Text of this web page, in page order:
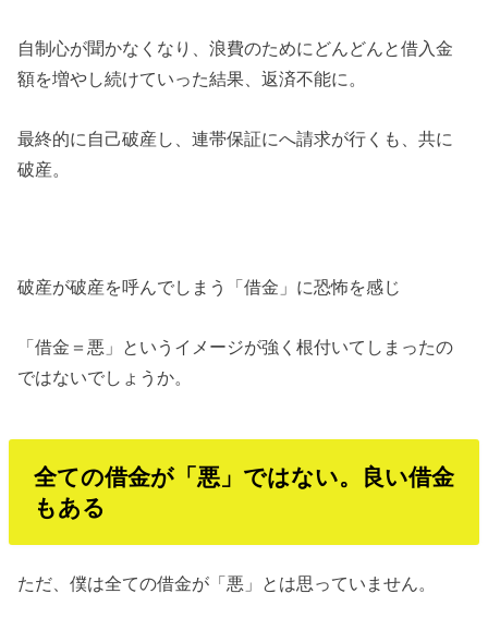
自制心が聞かなくなり、浪費のためにどんどんと借入金
額を増やし続けていった結果、返済不能に。
最終的に自己破産し、連帯保証にへ請求が行くも、共に
破産。
破産が破産を呼んでしまう「借金」に恐怖を感じ
「借金＝悪」というイメージが強く根付いてしまったの
ではないでしょうか。
全ての借金が「悪」ではない。良い借金
もある
ただ、僕は全ての借金が「悪」とは思っていません。